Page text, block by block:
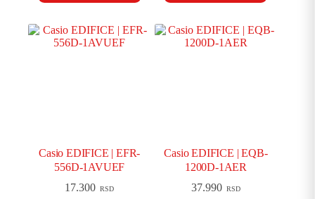
Casio EDIFICE | EFR-
556D-1AVUEF
17.300 RSD
Casio EDIFICE | EQB-
1200D-1AER
37.990 RSD